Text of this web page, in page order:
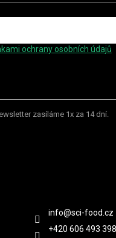
ochrany osobních údajů
zasíláme 1x za 14 dní.
info@sci-food.cz
+420 606 493 398